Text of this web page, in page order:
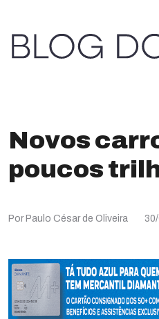
Novos
poucos
Por Paulo César de Oliveira